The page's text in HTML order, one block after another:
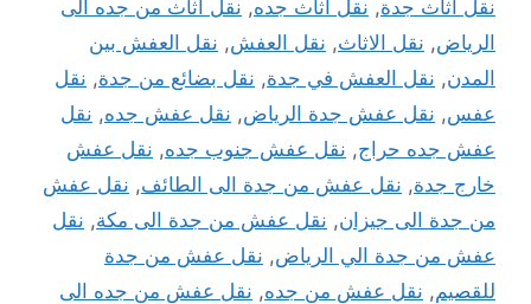
نقل اثاث جدة, نقل اثاث جده, نقل اثاث من جده الى
الرياض, نقل الاثاث, نقل العفش, نقل العفش بين
المدن, نقل العفش في جدة, نقل بضائع من جدة, نقل
عفس, نقل عفش جدة الرياض, نقل عفش جده, نقل
عفش جده حراج, نقل عفش جنوب جده, نقل عفش
خارج جدة, نقل عفش من جدة الى الطائف, نقل عفش
من جدة الى جيزان, نقل عفش من جدة الى مكة, نقل
عفش من جدة الي الرياض, نقل عفش من جدة
للقصيم, نقل عفش من جده, نقل عفش من جده الى